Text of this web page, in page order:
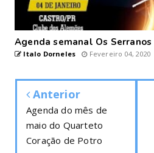
Agenda semanal Os Serranos
Italo Dorneles Fevereiro 04, 2020
Anterior
Agenda do mês de
maio do Quarteto
Coração de Potro